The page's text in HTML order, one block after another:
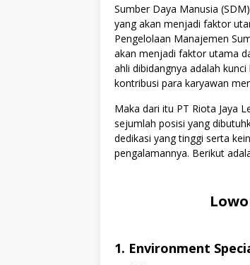
Sumber Daya Manusia
yang akan menjadi faktor
Pengelolaan Manajemen
akan menjadi faktor utama
ahli dibidangnya adalah
kontribusi para karyawan
Maka dari itu PT Riota Jaya
sejumlah posisi yang
dedikasi yang tinggi serta
pengalamannya. Berikut
1. Environment